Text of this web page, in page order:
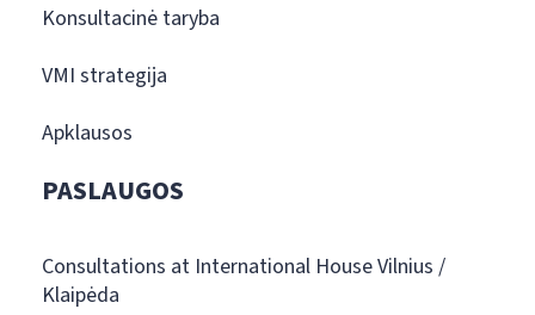
Konsultacinė taryba
VMI strategija
Apklausos
PASLAUGOS
Consultations at International House Vilnius /
Klaipėda